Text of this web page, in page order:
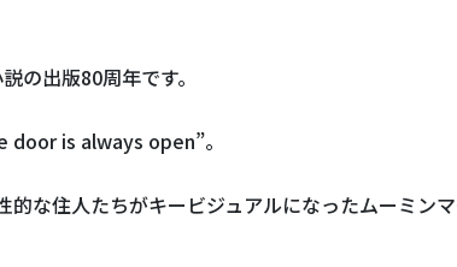
の出版80周年です。
door is always open”。
的な住人たちがキービジュアルになったムーミン